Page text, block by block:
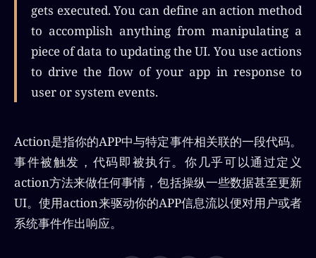
gets executed. You can define an action method
to accomplish anything from manipulating a
piece of data to updating the UI. You use actions
to drive the flow of your app in response to
user or system events.
Action是指你的APP中与特定事件相关联的一段代码。
事件被触发，代码即被执行。你几乎可以通过定义
action方法来做任何事情，包括操纵一些数据甚至更新
UI。使用action来驱动你的APP信息流以便对用户或者
系统事件作出响应。